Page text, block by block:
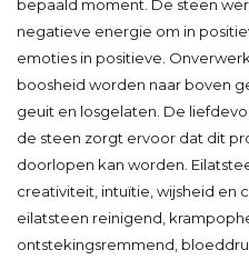
bepaald moment. De steen
negatieve energie om in
emoties in positieve.
boosheid worden naar boven
geuit en losgelaten. De
de steen zorgt ervoor dat dit
doorlopen kan worden.
creativiteit, intuïtie, wijsheid en
eilatsteen reinigend,
ontstekingsremmend,